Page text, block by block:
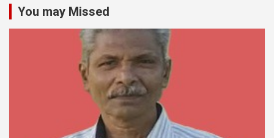
You may Missed